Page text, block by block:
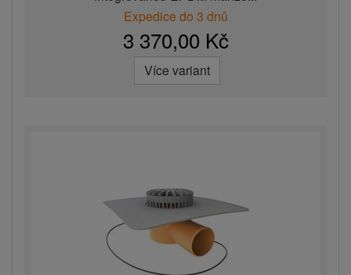
Expedice do 3 dnů
3 370,00 Kč
Více variant